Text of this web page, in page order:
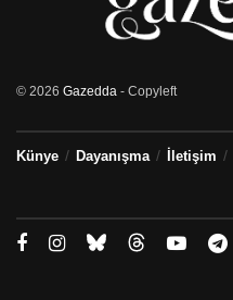
© 2026 Gazedda - Copyleft
Künye Dayanışma İletişim